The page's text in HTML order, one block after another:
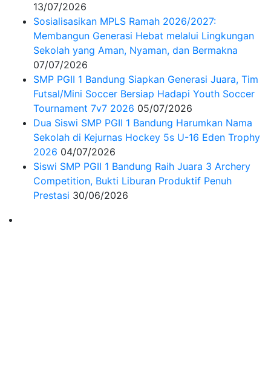
13/07/2026
Sosialisasikan MPLS Ramah 2026/2027:
Membangun Generasi Hebat melalui Lingkungan
Sekolah yang Aman, Nyaman, dan Bermakna
07/07/2026
SMP PGII 1 Bandung Siapkan Generasi Juara, Tim
Futsal/Mini Soccer Bersiap Hadapi Youth Soccer
Tournament 7v7 2026 05/07/2026
Dua Siswi SMP PGII 1 Bandung Harumkan Nama
Sekolah di Kejurnas Hockey 5s U-16 Eden Trophy
2026 04/07/2026
Siswi SMP PGII 1 Bandung Raih Juara 3 Archery
Competition, Bukti Liburan Produktif Penuh
Prestasi 30/06/2026